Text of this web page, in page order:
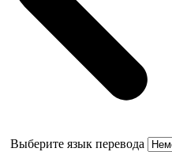
Выберите язык перевода